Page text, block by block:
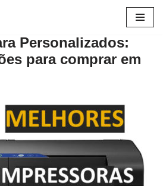
Personalizados:
para comprar em